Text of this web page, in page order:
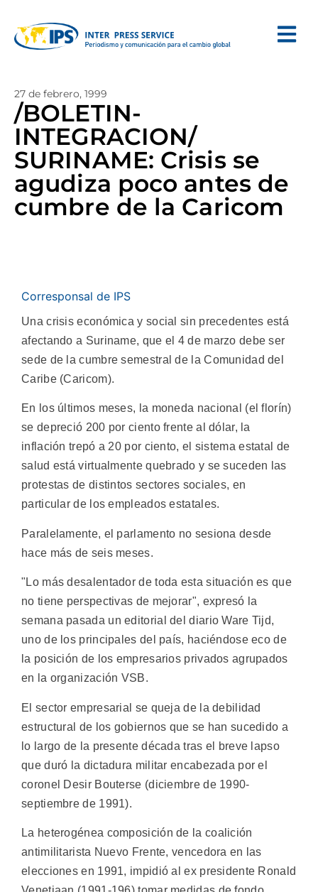
27 de febrero, 1999
/BOLETIN-
INTEGRACION/
SURINAME: Crisis se
agudiza poco antes de
cumbre de la Caricom
Corresponsal de IPS
Una crisis económica y social sin precedentes está
afectando a Suriname, que el 4 de marzo debe ser
sede de la cumbre semestral de la Comunidad del
Caribe (Caricom).
En los últimos meses, la moneda nacional (el florín)
se depreció 200 por ciento frente al dólar, la
inflación trepó a 20 por ciento, el sistema estatal de
salud está virtualmente quebrado y se suceden las
protestas de distintos sectores sociales, en
particular de los empleados estatales.
Paralelamente, el parlamento no sesiona desde
hace más de seis meses.
"Lo más desalentador de toda esta situación es que
no tiene perspectivas de mejorar", expresó la
semana pasada un editorial del diario Ware Tijd,
uno de los principales del país, haciéndose eco de
la posición de los empresarios privados agrupados
en la organización VSB.
El sector empresarial se queja de la debilidad
estructural de los gobiernos que se han sucedido a
lo largo de la presente década tras el breve lapso
que duró la dictadura militar encabezada por el
coronel Desir Bouterse (diciembre de 1990-
septiembre de 1991).
La heterogénea composición de la coalición
antimilitarista Nuevo Frente, vencedora en las
elecciones en 1991, impidió al ex presidente Ronald